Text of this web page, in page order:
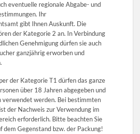
eventuelle regionale Abgabe- und
Ihr
gibt Ihnen Auskunft. Die
der Kategorie 2 an. In Verbindung
Genehmigung dürfen sie auch
ganzjährig erworben und
der Kategorie T1 dürfen das ganze
über 18 Jahren abgegeben und
verwendet werden. Bei bestimmten
der Nachweis zur Verwendung im
erforderlich. Bitte beachten Sie
dem Gegenstand bzw. der Packung!